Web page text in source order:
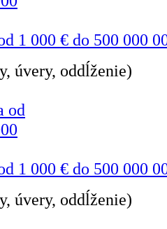
1 000 € do 500 000
úvery, oddĺženie)
1 000 € do 500 000
úvery, oddĺženie)